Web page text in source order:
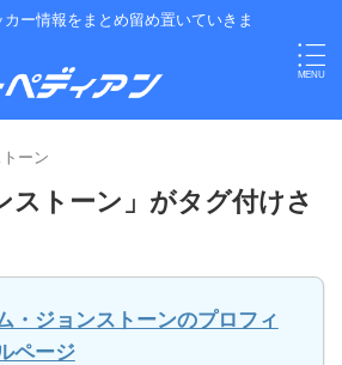
ー情報をまとめ留め置いていきま
ーン
ストーン」がタグ付けさ
・ジョンストーンのプロフィ
ページ